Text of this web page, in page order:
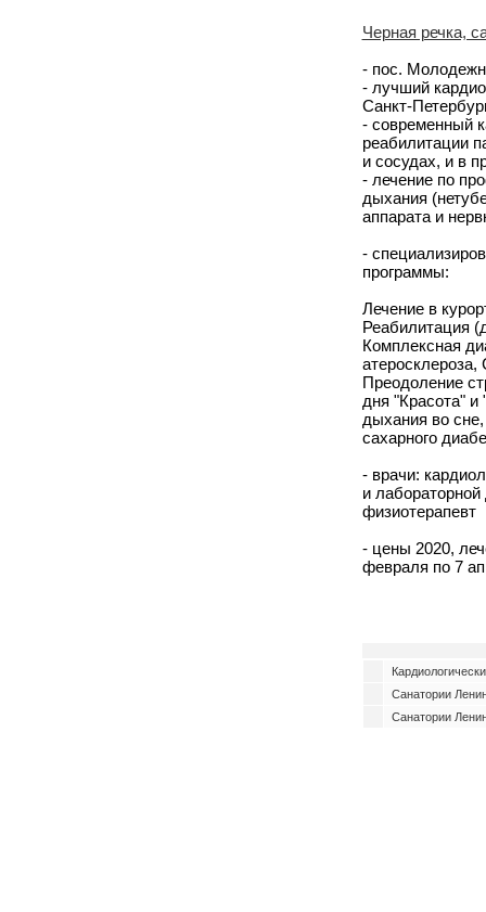
Черная речка,
- пос.
- лучший
Санкт-
- современный
реабилитации
и сосудах, и в
- лечение по
дыхания
аппарата и
-
программы:
Лечение в
Реабилитация
Комплексная
Преодоление
дня "Красота" и
дыхания во
сахарного
- врачи:
и лабораторной
физиотерапевт
- цены 2020,
февраля по 7
Санатории
Санатории